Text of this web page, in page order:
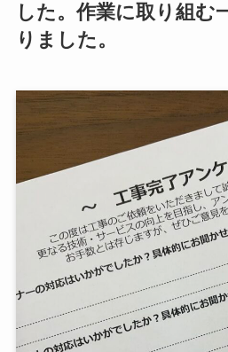
した。作業に取り組む
りました。